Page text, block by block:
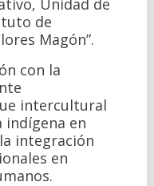
Unidad de
de
Magón”.
con la
intercultural
en
integración
en